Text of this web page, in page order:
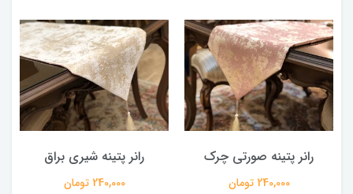
رانر پتینه صورتی چرک
240,000 تومان
رانر پتینه شیری براق
240,000 تومان